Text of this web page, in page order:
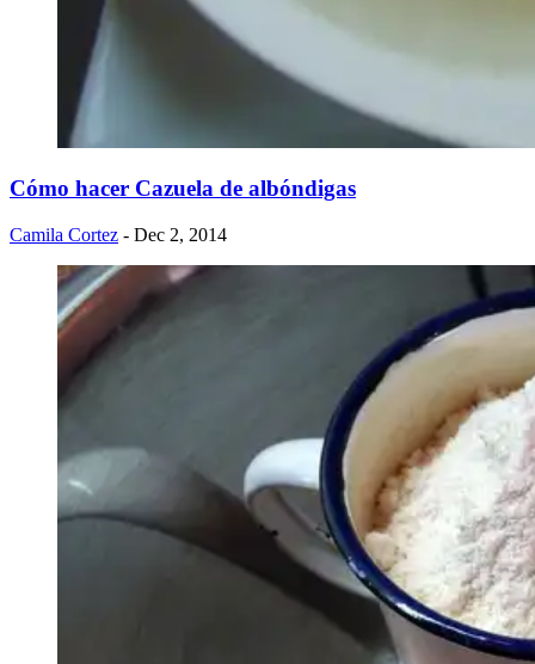
Cómo hacer Cazuela de albóndigas
Camila Cortez - Dec 2, 2014